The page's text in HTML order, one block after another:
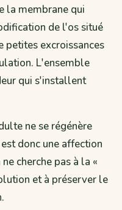
la membrane qui
de l'os situé
petites excroissances
L'ensemble
qui s'installent
ne se régénère
donc une affection
ne cherche pas à la «
et à préserver le